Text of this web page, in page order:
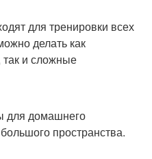
для тренировки всех
делать как
и сложные
для домашнего
пространства.